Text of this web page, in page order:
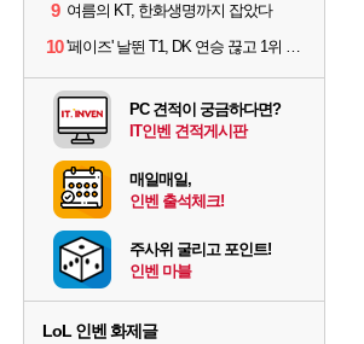
9 여름의 KT, 한화생명까지 잡았다
10 '페이즈' 날뛴 T1, DK 연승 끊고 1위 지켜
PC 견적이 궁금하다면?
IT인벤 견적게시판
매일매일,
인벤 출석체크!
주사위 굴리고 포인트!
인벤 마블
LoL 인벤 화제글